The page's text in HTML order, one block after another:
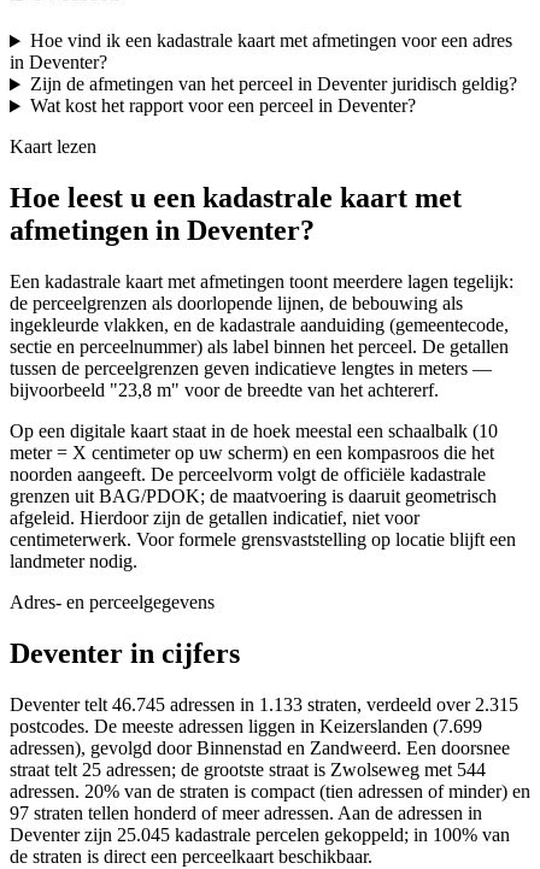
Hoe vind ik een kadastrale kaart met afmetingen voor een adres
in Deventer?
Zijn de afmetingen van het perceel in Deventer juridisch geldig?
Wat kost het rapport voor een perceel in Deventer?
Kaart lezen
Hoe leest u een kadastrale kaart met
afmetingen in Deventer?
Een kadastrale kaart met afmetingen toont meerdere lagen tegelijk:
de perceelgrenzen als doorlopende lijnen, de bebouwing als
ingekleurde vlakken, en de kadastrale aanduiding (gemeentecode,
sectie en perceelnummer) als label binnen het perceel. De getallen
tussen de perceelgrenzen geven indicatieve lengtes in meters —
bijvoorbeeld "23,8 m" voor de breedte van het achtererf.
Op een digitale kaart staat in de hoek meestal een schaalbalk (10
meter = X centimeter op uw scherm) en een kompasroos die het
noorden aangeeft. De perceelvorm volgt de officiële kadastrale
grenzen uit BAG/PDOK; de maatvoering is daaruit geometrisch
afgeleid. Hierdoor zijn de getallen indicatief, niet voor
centimeterwerk. Voor formele grensvaststelling op locatie blijft een
landmeter nodig.
Adres- en perceelgegevens
Deventer in cijfers
Deventer telt 46.745 adressen in 1.133 straten, verdeeld over 2.315
postcodes. De meeste adressen liggen in Keizerslanden (7.699
adressen), gevolgd door Binnenstad en Zandweerd. Een doorsnee
straat telt 25 adressen; de grootste straat is Zwolseweg met 544
adressen. 20% van de straten is compact (tien adressen of minder) en
97 straten tellen honderd of meer adressen. Aan de adressen in
Deventer zijn 25.045 kadastrale percelen gekoppeld; in 100% van
de straten is direct een perceelkaart beschikbaar.